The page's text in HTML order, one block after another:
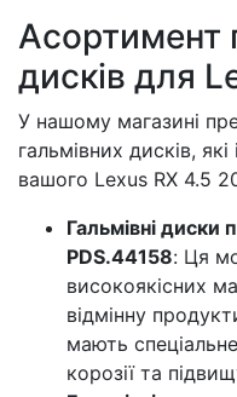
Асортимент
дисків для
У нашому магазині
гальмівних дисків,
вашого Lexus RX 4.5
Гальмівні диски
PDS.44158: Ця
високоякісних
відмінну
мають
корозії та